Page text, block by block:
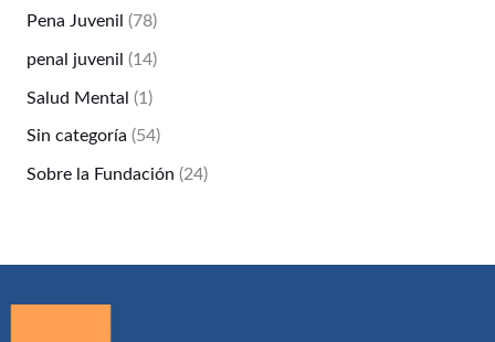
Pena Juvenil (78)
penal juvenil (14)
Salud Mental (1)
Sin categoría (54)
Sobre la Fundación (24)